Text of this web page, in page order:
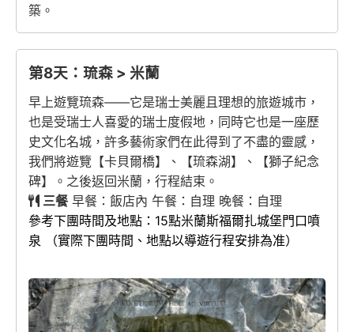
築。
第8天：琉森 > 米蘭
早上遊覽琉森——它是瑞士美麗且理想的旅遊城市，
也是受瑞士人喜愛的瑞士度假地，同時它也是一座歷
史文化名城，許多藝術家們在此得到了不盡的靈感，
我們將遊覽【卡貝爾橋】、【琉森湖】、【獅子紀念
碑】。之後返回米蘭，行程結束。
三餐早餐：飯店內 午餐：自理 晚餐：自理
參考下團時間及地點：15點米蘭斯福爾扎城堡門口噴
泉 （實際下團時間、地點以導遊行程安排為准）